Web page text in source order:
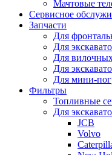
Мачтовые
Сервисное
Запчасти
Для
Для
Для
Для
Для мини-
Фильтры
Топливные
Для
JCB
Volvo